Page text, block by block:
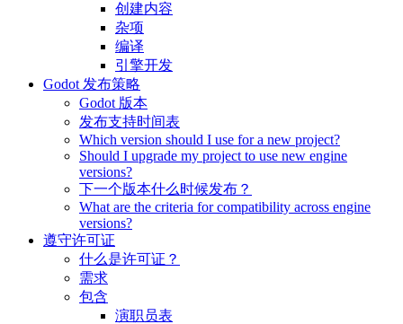
创建内容
杂项
编译
引擎开发
Godot 发布策略
Godot 版本
发布支持时间表
Which version should I use for a new project?
Should I upgrade my project to use new engine
versions?
下一个版本什么时候发布？
What are the criteria for compatibility across engine
versions?
遵守许可证
什么是许可证？
需求
包含
演职员表